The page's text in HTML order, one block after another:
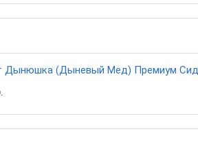
Дынюшка (Дыневый Мед) Премиум